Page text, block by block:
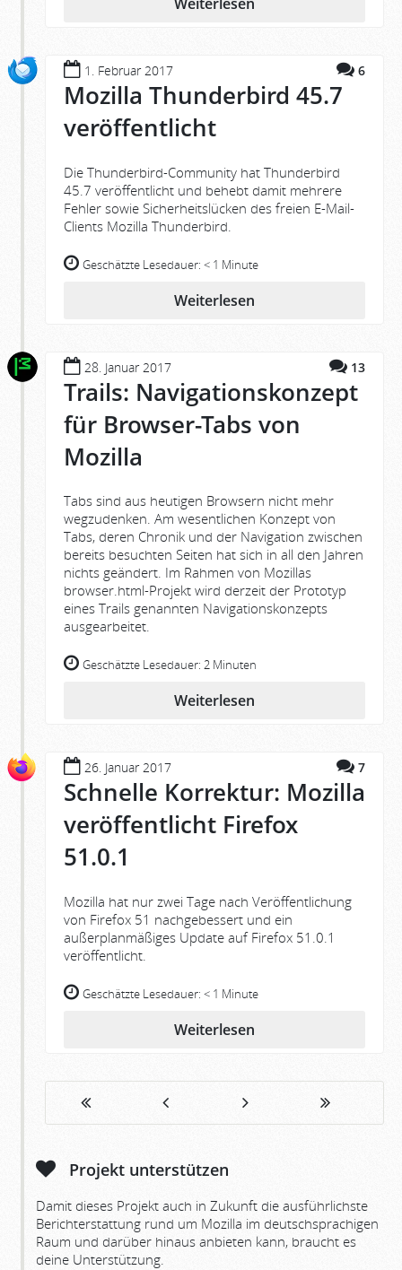
1. Februar 2017 6
Mozilla Thunderbird 45.7
veröffentlicht
Die Thunderbird-Community hat Thunderbird
45.7 veröffentlicht und behebt damit mehrere
Fehler sowie Sicherheitslücken des freien E-Mail-
Clients Mozilla Thunderbird.
Geschätzte Lesedauer: < 1 Minute
Weiterlesen
28. Januar 2017 13
Trails: Navigationskonzept
für Browser-Tabs von
Mozilla
Tabs sind aus heutigen Browsern nicht mehr
wegzudenken. Am wesentlichen Konzept von
Tabs, deren Chronik und der Navigation zwischen
bereits besuchten Seiten hat sich in all den Jahren
nichts geändert. Im Rahmen von Mozillas
browser.html-Projekt wird derzeit der Prototyp
eines Trails genannten Navigationskonzepts
ausgearbeitet.
Geschätzte Lesedauer: 2 Minuten
Weiterlesen
26. Januar 2017 7
Schnelle Korrektur: Mozilla
veröffentlicht Firefox
51.0.1
Mozilla hat nur zwei Tage nach Veröffentlichung
von Firefox 51 nachgebessert und ein
außerplanmäßiges Update auf Firefox 51.0.1
veröffentlicht.
Geschätzte Lesedauer: < 1 Minute
Weiterlesen
Projekt unterstützen
Damit dieses Projekt auch in Zukunft die ausführlichste
Berichterstattung rund um Mozilla im deutschsprachigen
Raum und darüber hinaus anbieten kann, braucht es
deine Unterstützung.